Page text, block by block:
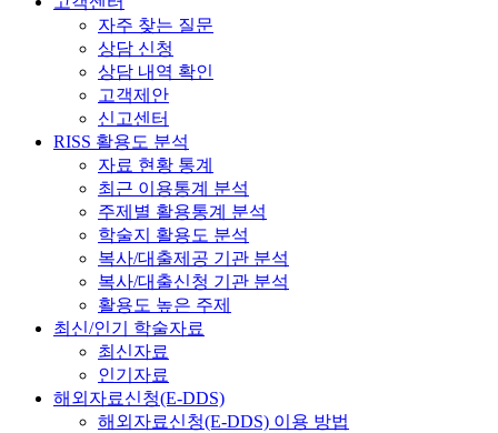
자주 찾는 질문
상담 신청
상담 내역 확인
고객제안
신고센터
RISS 활용도 분석
자료 현황 통계
최근 이용통계 분석
주제별 활용통계 분석
학술지 활용도 분석
복사/대출제공 기관 분석
복사/대출신청 기관 분석
활용도 높은 주제
최신/인기 학술자료
최신자료
인기자료
해외자료신청(E-DDS)
해외자료신청(E-DDS) 이용 방법